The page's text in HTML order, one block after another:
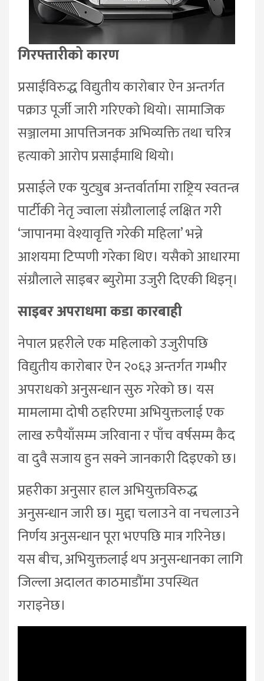
गिरफ्तारीको कारण
प्रसाईंविरुद्ध विद्युतीय कारोबार ऐन अन्तर्गत
पक्राउ पूर्जी जारी गरिएको थियो। सामाजिक
सञ्जालमा आपत्तिजनक अभिव्यक्ति तथा चरित्र
हत्याको आरोप प्रसाईंमाथि थियो।
प्रसाईले एक युट्युब अन्तर्वार्तामा राष्ट्रिय स्वतन्त्र
पार्टीकी नेतृ ज्वाला संग्रौलालाई लक्षित गरी
‘जापानमा वेश्यावृत्ति गरेकी महिला’ भन्ने
आशयमा टिप्पणी गरेका थिए। यसैको आधारमा
संग्रौलाले साइबर ब्युरोमा उजुरी दिएकी थिइन्।
साइबर अपराधमा कडा कारबाही
नेपाल प्रहरीले एक महिलाको उजुरीपछि
विद्युतीय कारोबार ऐन २०६३ अन्तर्गत गम्भीर
अपराधको अनुसन्धान सुरु गरेको छ। यस
मामलामा दोषी ठहरिएमा अभियुक्तलाई एक
लाख रुपैयाँसम्म जरिवाना र पाँच वर्षसम्म कैद
वा दुवै सजाय हुन सक्ने जानकारी दिइएको छ।
प्रहरीका अनुसार हाल अभियुक्तविरुद्ध
अनुसन्धान जारी छ। मुद्दा चलाउने वा नचलाउने
निर्णय अनुसन्धान पूरा भएपछि मात्र गरिनेछ।
यस बीच, अभियुक्तलाई थप अनुसन्धानका लागि
जिल्ला अदालत काठमाडौंमा उपस्थित
गराइनेछ।